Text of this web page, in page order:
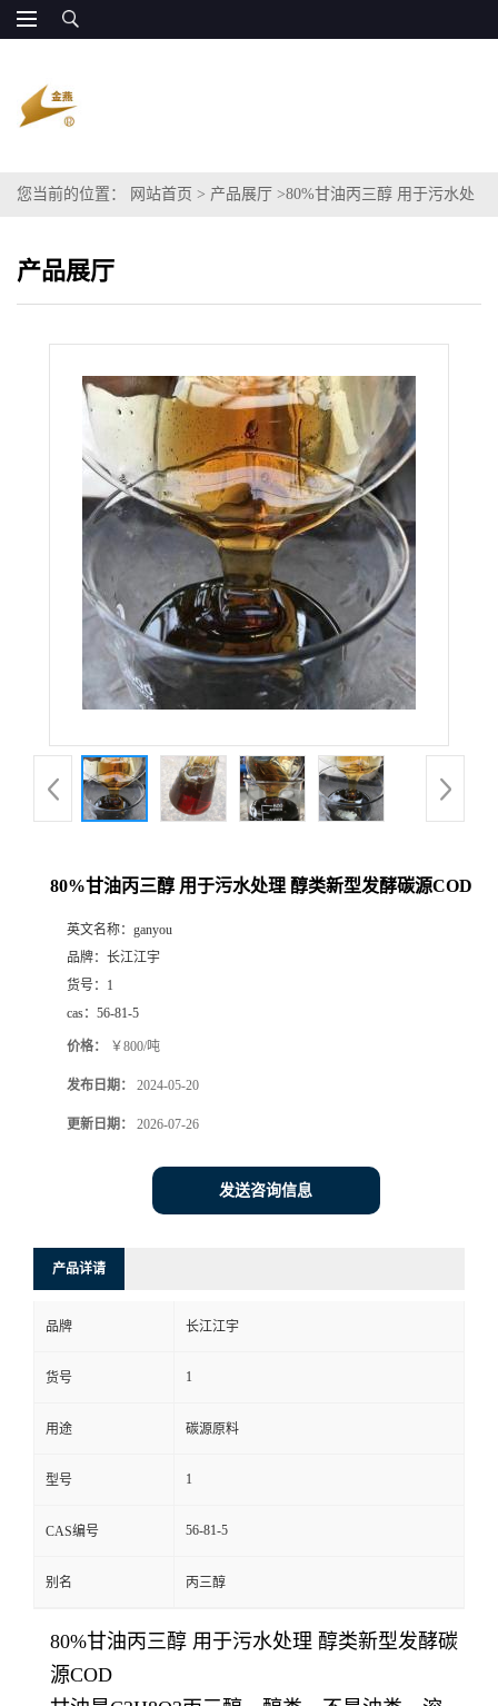
您当前的位置： 网站首页 > 产品展厅 >80%甘油丙三醇 用于污水处
产品展厅
80%甘油丙三醇 用于污水处理 醇类新型发酵碳源COD
英文名称： ganyou
品牌： 长江江宇
货号： 1
cas： 56-81-5
价格： ￥800/吨
发布日期： 2024-05-20
更新日期： 2026-07-26
发送咨询信息
产品详请
品牌 长江江宇
货号 1
用途 碳源原料
型号 1
CAS编号 56-81-5
别名 丙三醇
80%甘油丙三醇 用于污水处理 醇类新型发酵碳
源COD